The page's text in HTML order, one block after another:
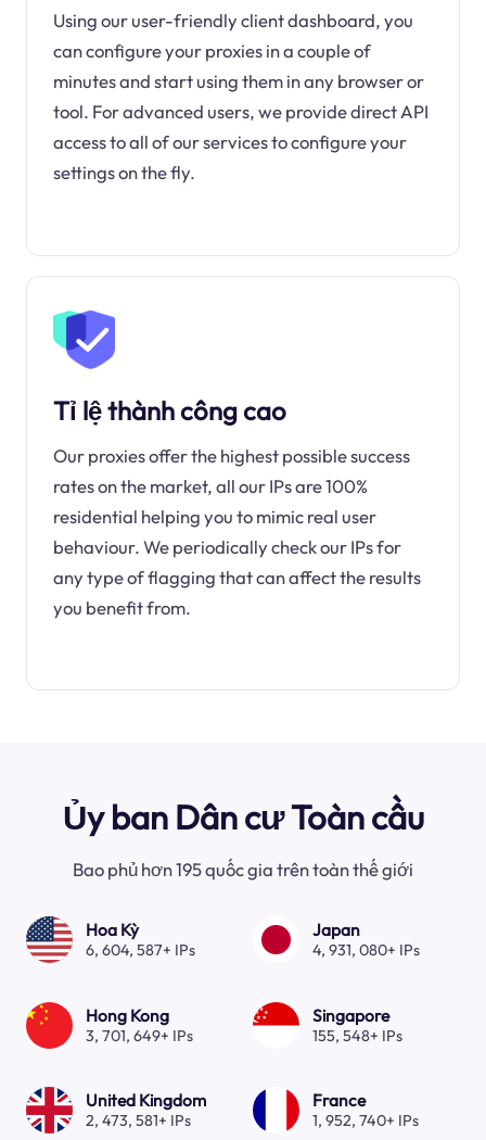
Using our user-friendly client dashboard, you
can configure your proxies in a couple of
minutes and start using them in any browser or
tool. For advanced users, we provide direct API
access to all of our services to configure your
settings on the fly.
Tỉ lệ thành công cao
Our proxies offer the highest possible success
rates on the market, all our IPs are 100%
residential helping you to mimic real user
behaviour. We periodically check our IPs for
any type of flagging that can affect the results
you benefit from.
Ủy ban Dân cư Toàn cầu
Bao phủ hơn 195 quốc gia trên toàn thế giới
Hoa Kỳ
6, 604, 587+ IPs
Japan
4, 931, 080+ IPs
Hong Kong
3, 701, 649+ IPs
Singapore
155, 548+ IPs
United Kingdom
2, 473, 581+ IPs
France
1, 952, 740+ IPs